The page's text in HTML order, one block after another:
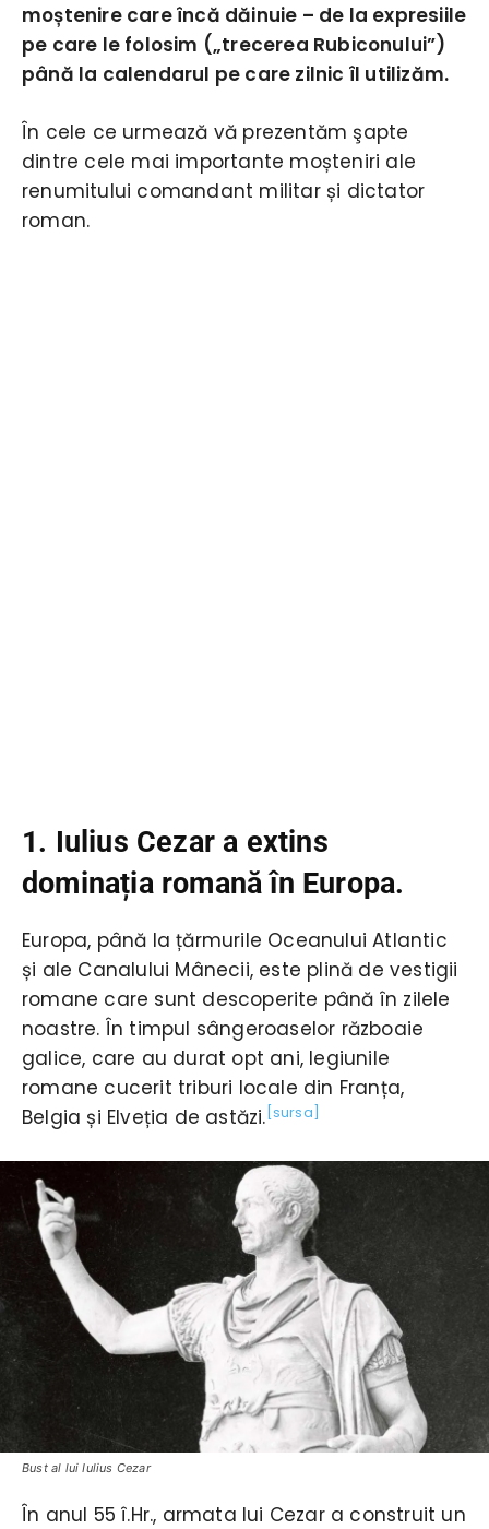
moștenire care încă dăinuie – de la expresiile
pe care le folosim („trecerea Rubiconului”)
până la calendarul pe care zilnic îl utilizăm.
În cele ce urmează vă prezentăm şapte
dintre cele mai importante moșteniri ale
renumitului comandant militar și dictator
roman.
1. Iulius Cezar a extins
dominația romană în Europa.
Europa, până la țărmurile Oceanului Atlantic
și ale Canalului Mânecii, este plină de vestigii
romane care sunt descoperite până în zilele
noastre. În timpul sângeroaselor războaie
galice, care au durat opt ani, legiunile
romane cucerit triburi locale din Franța,
Belgia și Elveția de astăzi. [sursa]
Bust al lui Iulius Cezar
În anul 55 î.Hr., armata lui Cezar a construit un